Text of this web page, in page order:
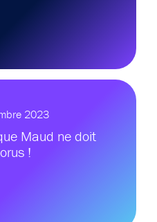
2023
Maud ne doit
!